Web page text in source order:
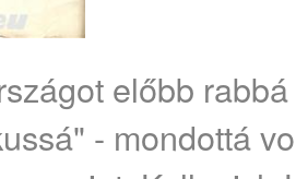
előbb
- mondottá